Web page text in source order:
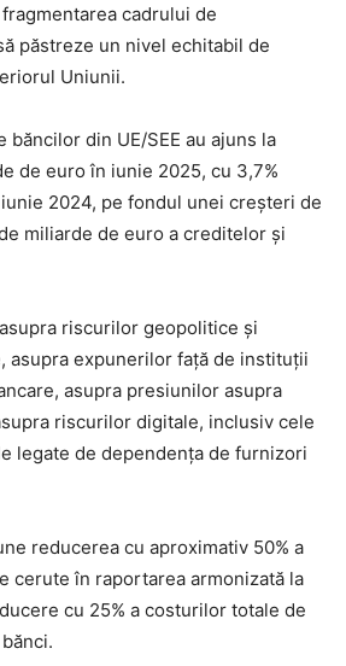
cadrului de
păstreze un nivel echitabil de
Uniunii.
băncilor din UE/SEE au ajuns la
de euro în iunie 2025, cu 3,7%
2024, pe fondul unei creșteri de
miliarde de euro a creditelor și
riscurilor geopolitice și
asupra expunerilor față de instituții
asupra presiunilor asupra
riscurilor digitale, inclusiv cele
legate de dependența de furnizori
reducerea cu aproximativ 50% a
cerute în raportarea armonizată la
cu 25% a costurilor totale de